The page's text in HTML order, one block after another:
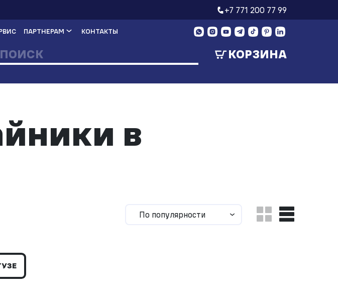
+7 771 200 77 99
ПАРТНЕРАМ КОНТАКТЫ
КОРЗИНА
в
По популярности